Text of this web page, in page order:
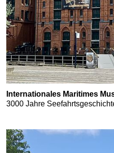
Internationales Maritimes
3000 Jahre